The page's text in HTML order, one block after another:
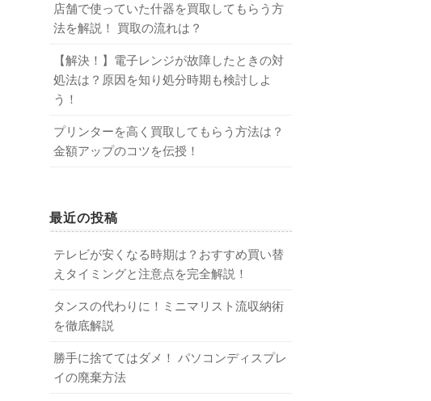
店舗で使っていた什器を買取してもらう方
法を解説！ 買取の流れは？
【解決！】電子レンジが故障したときの対
処法は？原因を知り処分時期も検討しよ
う！
プリンターを高く買取してもらう方法は？
金額アップのコツを伝授！
最近の投稿
テレビが安くなる時期は？おすすめ買い替
えタイミングと注意点を完全解説！
タンスの代わりに！ミニマリスト流収納術
を徹底解説
勝手に捨ててはダメ！ パソコンディスプレ
イの廃棄方法